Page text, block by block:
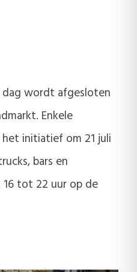
wordt afgesloten
Enkele
initiatief om 21 juli
bars en
16 tot 22 uur op de